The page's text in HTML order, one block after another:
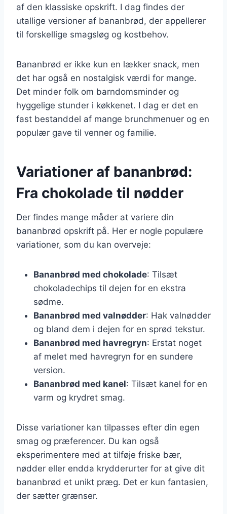
af den klassiske opskrift. I dag findes der
utallige versioner af bananbrød, der appellerer
til forskellige smagsløg og kostbehov.
Bananbrød er ikke kun en lækker snack, men
det har også en nostalgisk værdi for mange.
Det minder folk om barndomsminder og
hyggelige stunder i køkkenet. I dag er det en
fast bestanddel af mange brunchmenuer og en
populær gave til venner og familie.
Variationer af bananbrød:
Fra chokolade til nødder
Der findes mange måder at variere din
bananbrød opskrift på. Her er nogle populære
variationer, som du kan overveje:
Bananbrød med chokolade: Tilsæt
chokoladechips til dejen for en ekstra
sødme.
Bananbrød med valnødder: Hak valnødder
og bland dem i dejen for en sprød tekstur.
Bananbrød med havregryn: Erstat noget
af melet med havregryn for en sundere
version.
Bananbrød med kanel: Tilsæt kanel for en
varm og krydret smag.
Disse variationer kan tilpasses efter din egen
smag og præferencer. Du kan også
eksperimentere med at tilføje friske bær,
nødder eller endda krydderurter for at give dit
bananbrød et unikt præg. Det er kun fantasien,
der sætter grænser.